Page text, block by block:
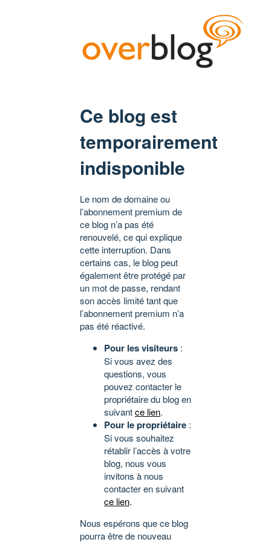
Ce blog est
temporairement
indisponible
Le nom de domaine ou
l’abonnement premium de
ce blog n’a pas été
renouvelé, ce qui explique
cette interruption. Dans
certains cas, le blog peut
également être protégé par
un mot de passe, rendant
son accès limité tant que
l’abonnement premium n’a
pas été réactivé.
Pour les visiteurs :
Si vous avez des
questions, vous
pouvez contacter le
propriétaire du blog en
suivantce lien.
Pour le propriétaire :
Si vous souhaitez
rétablir l’accès à votre
blog, nous vous
invitons à nous
contacter en suivant
ce lien.
Nous espérons que ce blog
pourra être de nouveau